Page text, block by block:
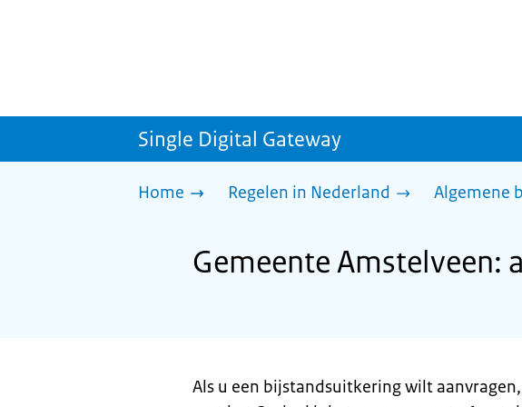
Single Digital Gateway
Home Regelen in Nederland Algemene
Gemeente Amstelveen:
Als u een bijstandsuitkering wilt